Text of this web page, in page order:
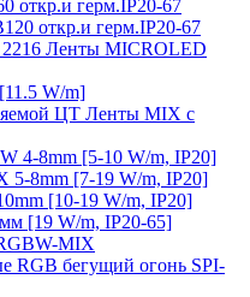
откр.и герм.IP20-67
откр.и герм.IP20-67
Ленты MICROLED
W/m]
Ленты MIX с
4-8mm [5-10 W/m, IP20]
8mm [7-19 W/m, IP20]
[10-19 W/m, IP20]
[19 W/m, IP20-65]
MIX